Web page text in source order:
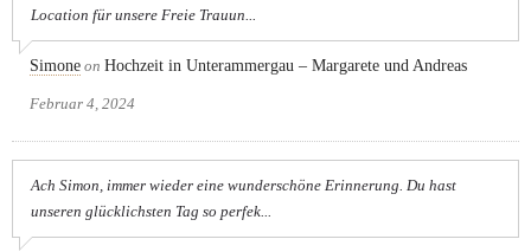
Location für unsere Freie Trauun...
Simone on Hochzeit in Unterammergau – Margarete und Andreas
Februar 4, 2024
Ach Simon, immer wieder eine wunderschöne Erinnerung. Du hast
unseren glücklichsten Tag so perfek...